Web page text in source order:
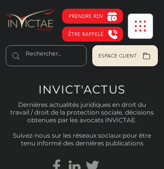
PRENDRE RDV
ÊTRE RAPPELÉ
ESPACE CLIENT
INVICT'ACTUS
Dernières actualités juridiques en droit du
travail / droit de la protection sociale, décisions
obtenues par les avocats INVICTAE.
Suivez-nous sur les réseaux sociaux pour être
tenu informé des dernières publications